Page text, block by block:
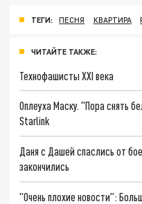
ТЕГИ: ПЕСНЯ КВАРТИРА
ЧИТАЙТЕ ТАКЖЕ:
Технофашисты XXI века
Оплеуха Маску. "Пора снять
Starlink
Даня с Дашей спаслись от
закончились
"Очень плохие новости":